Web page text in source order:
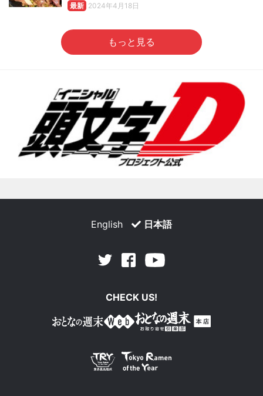
最新 2024年4月18日
もっと見る
English 日本語
Twitter Facebook
CHECK US!